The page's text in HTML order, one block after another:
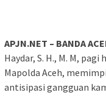
APJN.NET – BANDA
Haydar, S. H., M. M,
Mapolda Aceh,
antisipasi gangguan